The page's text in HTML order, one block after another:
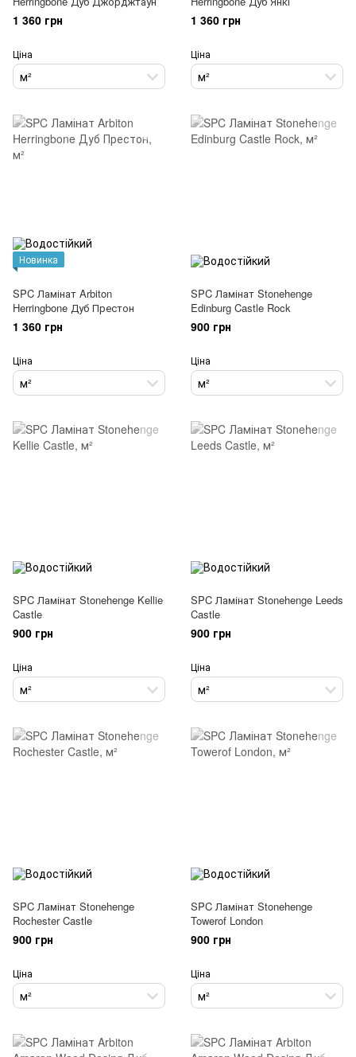
1 360 грн
Ціна
м²
1 360 грн
Ціна
м²
Новинка
SPC Ламінат Arbiton
Herringbone Дуб Престон
1 360 грн
Ціна
м²
SPC Ламінат Stonehenge
Edinburg Castle Rock
900 грн
Ціна
м²
SPC Ламінат Stonehenge Kellie
Castle
900 грн
Ціна
м²
SPC Ламінат Stonehenge Leeds
Castle
900 грн
Ціна
м²
SPC Ламінат Stonehenge
Rochester Castle
900 грн
Ціна
м²
SPC Ламінат Stonehenge
Towerof London
900 грн
Ціна
м²